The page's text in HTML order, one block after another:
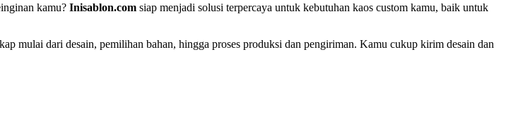
kamu? Inisablon.com siap menjadi solusi terpercaya untuk kebutuhan kaos custom kamu, baik untuk
mulai dari desain, pemilihan bahan, hingga proses produksi dan pengiriman. Kamu cukup kirim desain dan